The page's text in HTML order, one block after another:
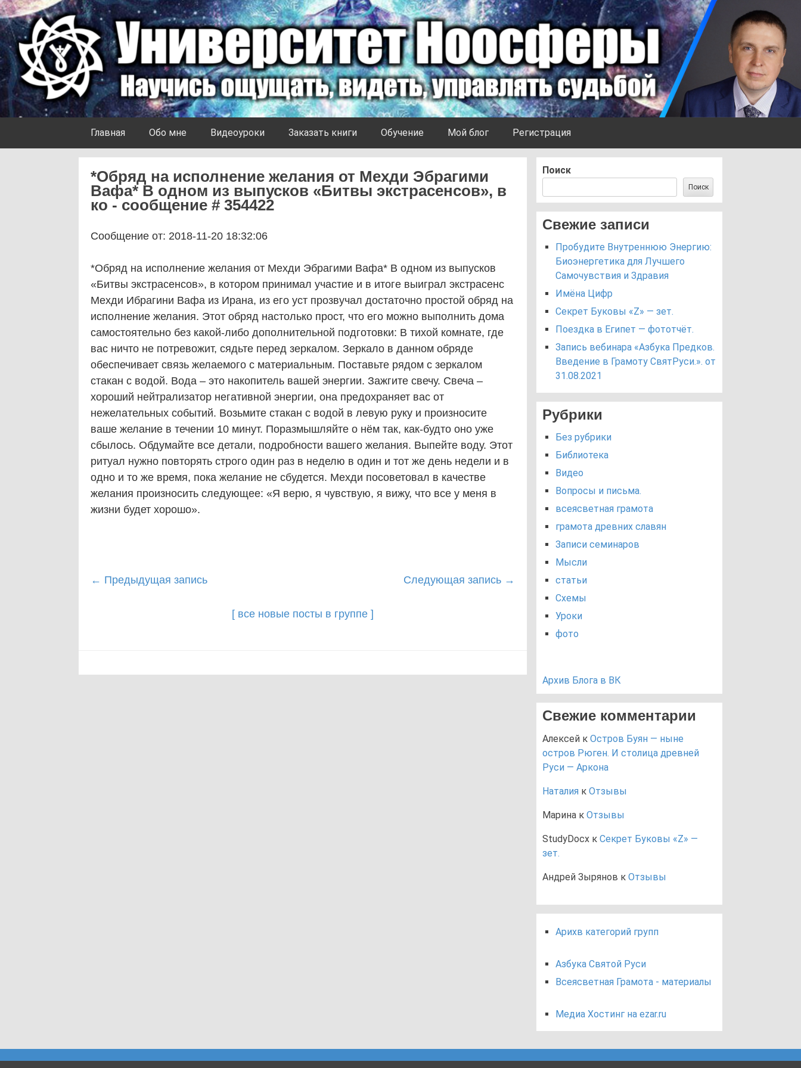
Университет Ноосферы
Главная Обо мне Видеоуроки Заказать книги Обучение Мой блог Регистрация
*Обряд на исполнение желания от Мехди Эбрагими
Вафа* В одном из выпусков «Битвы экстрасенсов», в
ко - сообщение # 354422
Сообщение от: 2018-11-20 18:32:06
*Обряд на исполнение желания от Мехди Эбрагими Вафа* В одном из выпусков
«Битвы экстрасенсов», в котором принимал участие и в итоге выиграл экстрасенс
Мехди Ибрагини Вафа из Ирана, из его уст прозвучал достаточно простой обряд на
исполнение желания. Этот обряд настолько прост, что его можно выполнить дома
самостоятельно без какой-либо дополнительной подготовки: В тихой комнате, где
вас ничто не потревожит, сядьте перед зеркалом. Зеркало в данном обряде
обеспечивает связь желаемого с материальным. Поставьте рядом с зеркалом
стакан с водой. Вода – это накопитель вашей энергии. Зажгите свечу. Свеча –
хороший нейтрализатор негативной энергии, она предохраняет вас от
нежелательных событий. Возьмите стакан с водой в левую руку и произносите
ваше желание в течении 10 минут. Поразмышляйте о нём так, как-будто оно уже
сбылось. Обдумайте все детали, подробности вашего желания. Выпейте воду. Этот
ритуал нужно повторять строго один раз в неделю в один и тот же день недели и в
одно и то же время, пока желание не сбудется. Мехди посоветовал в качестве
желания произносить следующее: «Я верю, я чувствую, я вижу, что все у меня в
жизни будет хорошо».
Post
← Предыдущая запись Следующая запись →
[ все новые посты в группе ]
Поиск
Поиск
Свежие записи
Пробудите Внутреннюю Энергию:
Биоэнергетика для Лучшего
Самочувствия и Здравия
Имёна Цифр
Секрет Буковы «Z» — зет.
Поездка в Египет — фототчёт.
Запись вебинара «Азбука Предков.
Введение в Грамоту СвятРуси.». от
31.08.2021
Рубрики
Без рубрики
Библиотека
Видео
Вопросы и письма.
всеясветная грамота
грамота древних славян
Записи семинаров
Мысли
статьи
Схемы
Уроки
фото
Архив Блога в ВК
Свежие комментарии
Алексей к Остров Буян — ныне
остров Рюген. И столица древней
Руси — Аркона
Наталия к Отзывы
Марина к Отзывы
StudyDocx к Секрет Буковы «Z» —
зет.
Андрей Зырянов к Отзывы
Арихв категорий групп
Азбука Святой Руси
Всеясветная Грамота - материалы
Медиа Хостинг на ezar.ru